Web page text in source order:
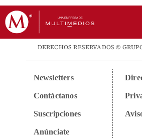
DERECHOS RESERVADOS ©
Newsletters
Contáctanos
Suscripciones
Anúnciate